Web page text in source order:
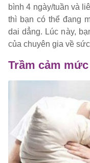
bình 4 ngày/tuần và
thì bạn có thể đang
dai dẳng. Lúc này,
của chuyên gia về
Trầm cảm